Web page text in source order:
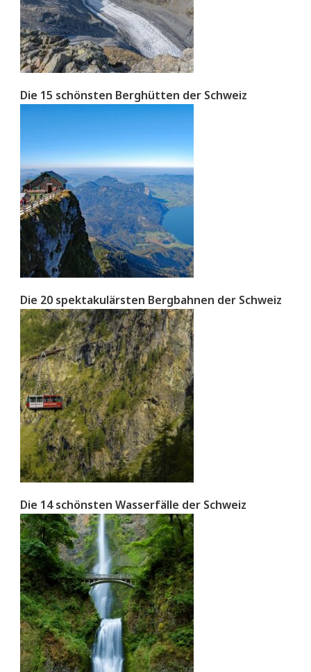
Die 15 schönsten Berghütten der Schweiz
Die 20 spektakulärsten Bergbahnen der Schweiz
Die 14 schönsten Wasserfälle der Schweiz